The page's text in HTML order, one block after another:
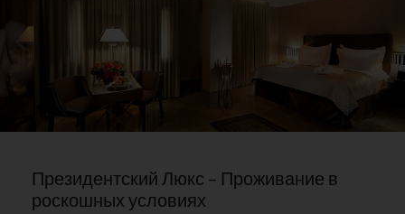
Президентский Люкс – Проживание в
роскошных условиях